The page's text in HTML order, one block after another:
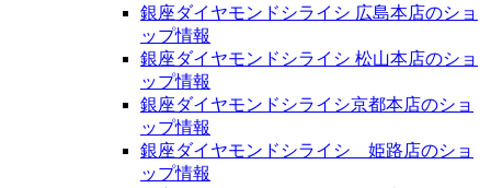
銀座ダイヤモンドシライシ 広島本店のショ
ップ情報
銀座ダイヤモンドシライシ 松山本店のショ
ップ情報
銀座ダイヤモンドシライシ京都本店のショ
ップ情報
銀座ダイヤモンドシライシ 姫路店のショ
ップ情報